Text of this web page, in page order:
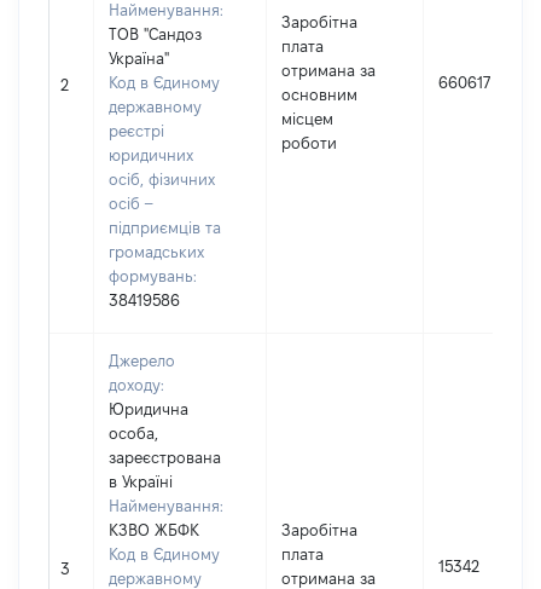
2
Найменування:
ТОВ "Сандоз
Україна"
Код в Єдиному
державному
реєстрі
юридичних
осіб, фізичних
осіб –
підприємців та
громадських
формувань:
38419586
Заробітна
плата
отримана за
основним
місцем
роботи
660617
3
Джерело
доходу:
Юридична
особа,
зареєстрована
в Україні
Найменування:
КЗВО ЖБФК
Код в Єдиному
державному
Заробітна
плата
отримана за
15342